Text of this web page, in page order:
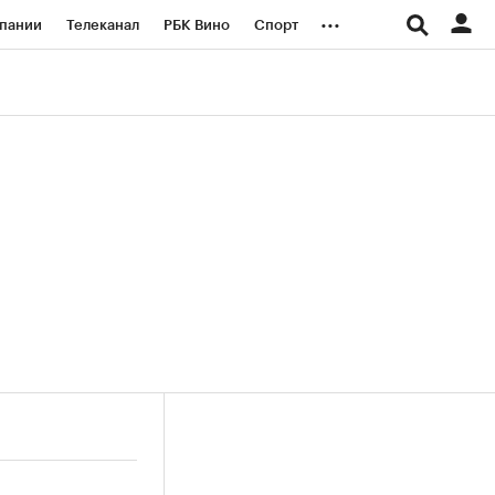
Телеканал РБК Вино Спорт ...